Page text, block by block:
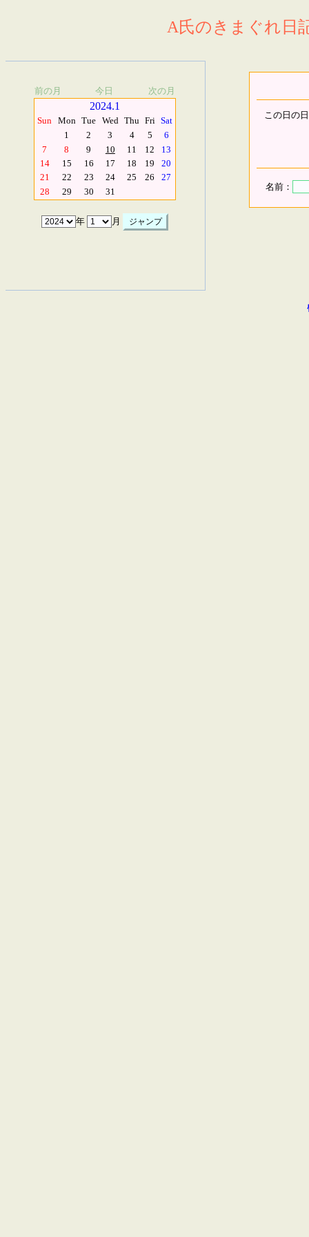
A氏のきまぐれ日
前の月 今日 次の月
2024.1
Sun Mon Tue Wed Thu Fri Sat
1
2 3 4 5
6
7
8 9 10 11 12
13
14
15 16 17 18 19
20
21
22 23 24 25 26
27
28
29 30 31
年 月
この日の
名前：